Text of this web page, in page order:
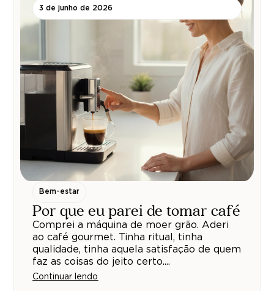
3 de junho de 2026
Bem-estar
Por que eu parei de tomar café
Comprei a máquina de moer grão. Aderi
ao café gourmet. Tinha ritual, tinha
qualidade, tinha aquela satisfação de quem
faz as coisas do jeito certo....
Continuar lendo